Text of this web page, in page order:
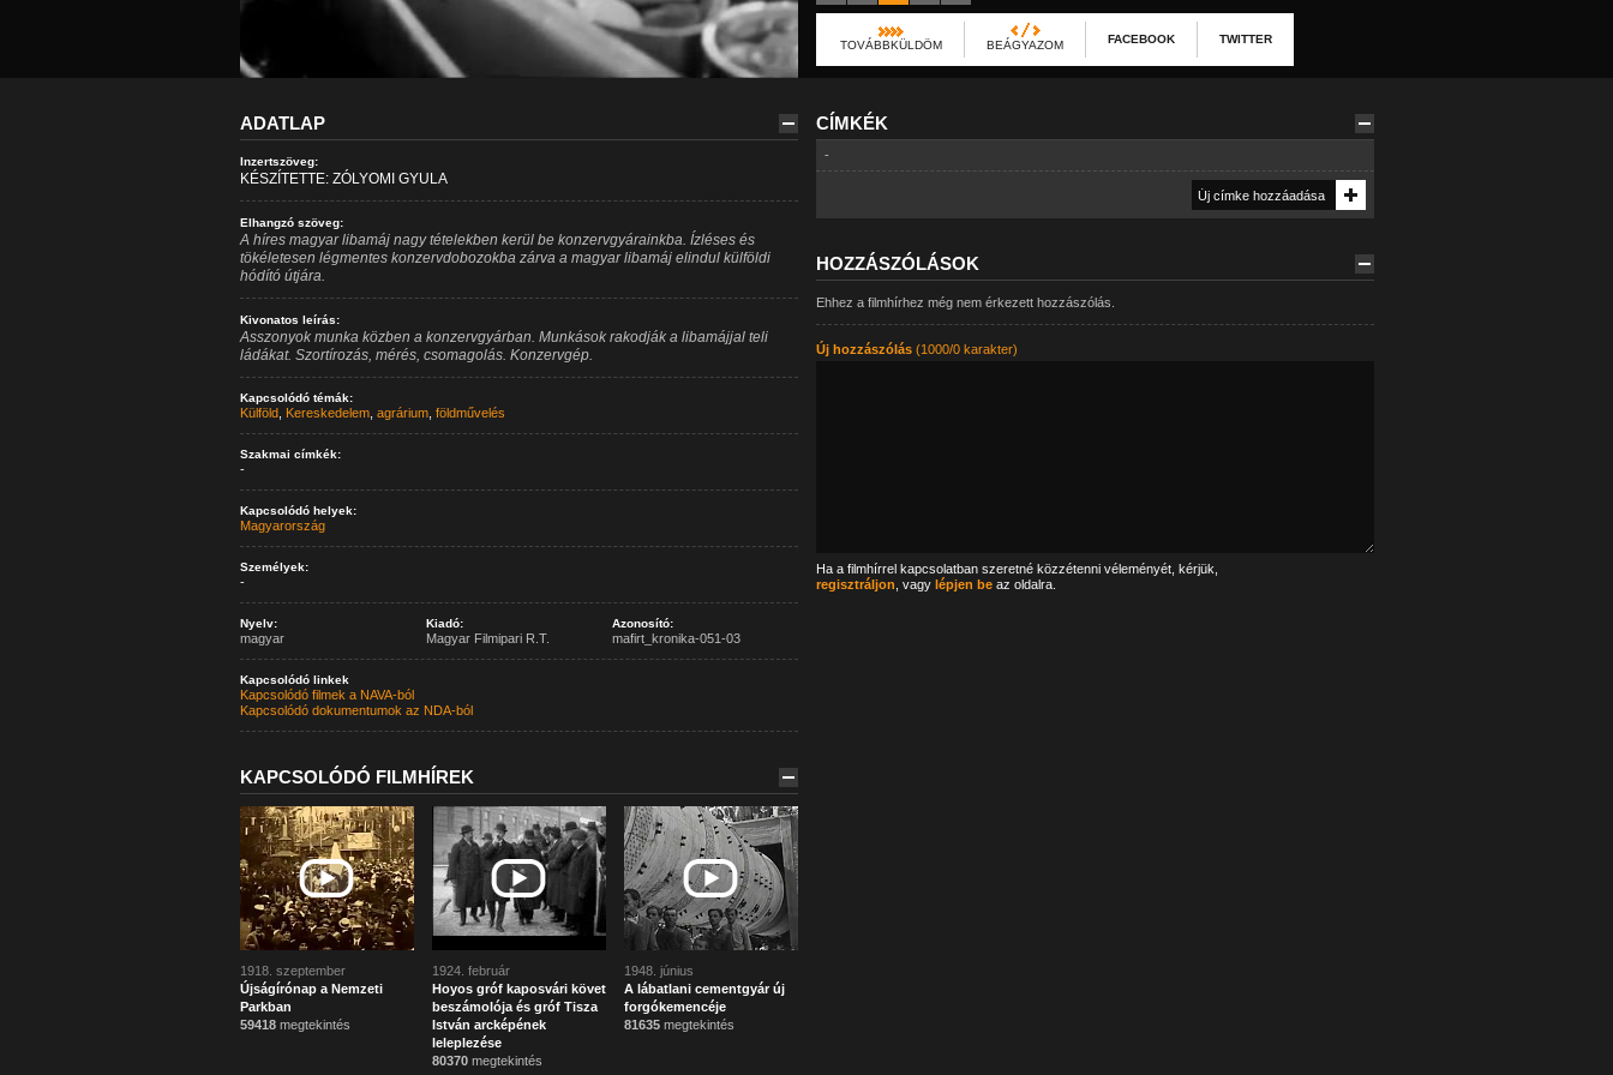
TOVÁBBKÜLDÖM BEÁGYAZOM FACEBOOK TWITTER
ADATLAP
Inzertszöveg:
KÉSZÍTETTE: ZÓLYOMI GYULA
Elhangzó szöveg:
A híres magyar libamáj nagy tételekben kerül be konzervgyárainkba. Ízléses és
tökéletesen légmentes konzervdobozokba zárva a magyar libamáj elindul külföldi
hódító útjára.
Kivonatos leírás:
Asszonyok munka közben a konzervgyárban. Munkások rakodják a libamájjal teli
ládákat. Szortírozás, mérés, csomagolás. Konzervgép.
Kapcsolódó témák:
Külföld, Kereskedelem, agrárium, földművelés
Szakmai címkék:
-
Kapcsolódó helyek:
Magyarország
Személyek:
-
Nyelv:
magyar
Kiadó:
Magyar Filmipari R.T.
Azonosító:
mafirt_kronika-051-03
Kapcsolódó linkek
Kapcsolódó filmek a NAVA-ból
Kapcsolódó dokumentumok az NDA-ból
KAPCSOLÓDÓ FILMHÍREK
1918. szeptember
Újságírónap a Nemzeti
Parkban
59418megtekintés
1924. február
Hoyos gróf kaposvári követ
beszámolója és gróf Tisza
István arcképének
leleplezése
80370megtekintés
1948. június
A lábatlani cementgyár új
forgókemencéje
81635megtekintés
CÍMKÉK
-
HOZZÁSZÓLÁSOK
Ehhez a filmhírhez még nem érkezett hozzászólás.
Új hozzászólás(1000/0 karakter)
Ha a filmhírrel kapcsolatban szeretné közzétenni véleményét, kérjük,
regisztráljon , vagy lépjen beaz oldalra.